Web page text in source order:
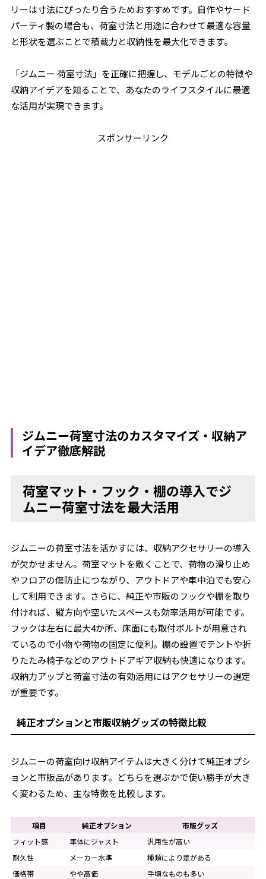
リーは寸法にぴったり合うためおすすめです。自作やサード
パーティ製の場合も、荷室寸法と用途に合わせて最適な容量
と形状を選ぶことで積載力と収納性を最大化できます。
「ジムニー 荷室寸法」を正確に把握し、モデルごとの特徴や
収納アイデアを知ることで、あなたのライフスタイルに最適
な活用が実現できます。
スポンサーリンク
ジムニー荷室寸法のカスタマイズ・収納ア
イデア徹底解説
荷室マット・フック・棚の導入でジ
ムニー荷室寸法を最大活用
ジムニーの荷室寸法を活かすには、収納アクセサリーの導入
が欠かせません。荷室マットを敷くことで、荷物の滑り止め
やフロアの傷防止につながり、アウトドアや車中泊でも安心
して利用できます。さらに、純正や市販のフックや棚を取り
付ければ、縦方向や空いたスペースも効率活用が可能です。
フックは左右に最大4か所、床面にも取付ボルトが用意され
ているので小物や荷物の固定に便利。棚の設置でテントや折
りたたみ椅子などのアウトドアギア収納も快適になります。
収納力アップと荷室寸法の有効活用にはアクセサリーの選定
が重要です。
純正オプションと市販収納グッズの特徴比較
ジムニーの荷室向け収納アイテムは大きく分けて純正オプシ
ョンと市販品があります。どちらを選ぶかで使い勝手が大き
く変わるため、主な特徴を比較します。
項目 純正オプション
市販グッズ
フィット感
車体にジャスト
汎用性が高い
耐久性
メーカー水準
種類により差がある
価格帯
やや高価
手頃なものも多い